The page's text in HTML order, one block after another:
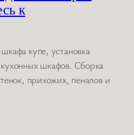
к
купе, установка
шкафов. Сборка
прихожих, пеналов и